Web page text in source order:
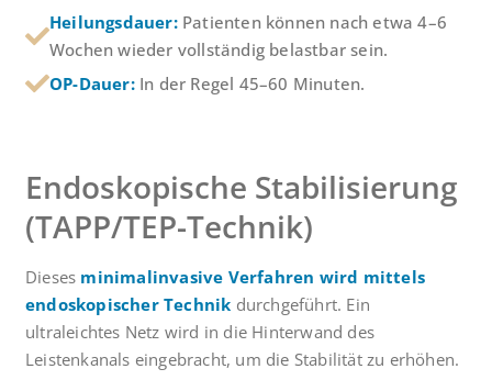
Heilungsdauer: Patienten können nach etwa 4–6
Wochen wieder vollständig belastbar sein.
OP-Dauer:In der Regel 45–60 Minuten.
Endoskopische Stabilisierung
(TAPP/TEP-Technik)
Dieses minimalinvasive Verfahren wird mittels
endoskopischer Technik durchgeführt. Ein
ultraleichtes Netz wird in die Hinterwand des
Leistenkanals eingebracht, um die Stabilität zu erhöhen.